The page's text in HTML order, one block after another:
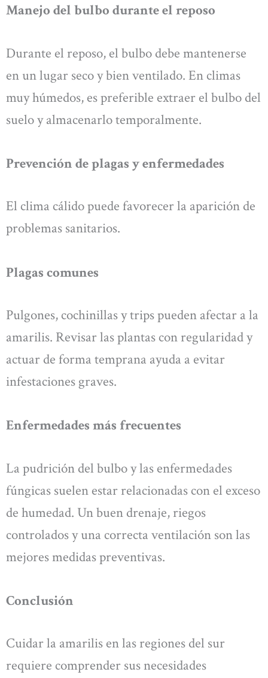
Manejo del bulbo durante el reposo
Durante el reposo, el bulbo debe mantenerse
en un lugar seco y bien ventilado. En climas
muy húmedos, es preferible extraer el bulbo del
suelo y almacenarlo temporalmente.
Prevención de plagas y enfermedades
El clima cálido puede favorecer la aparición de
problemas sanitarios.
Plagas comunes
Pulgones, cochinillas y trips pueden afectar a la
amarilis. Revisar las plantas con regularidad y
actuar de forma temprana ayuda a evitar
infestaciones graves.
Enfermedades más frecuentes
La pudrición del bulbo y las enfermedades
fúngicas suelen estar relacionadas con el exceso
de humedad. Un buen drenaje, riegos
controlados y una correcta ventilación son las
mejores medidas preventivas.
Conclusión
Cuidar la amarilis en las regiones del sur
requiere comprender sus necesidades